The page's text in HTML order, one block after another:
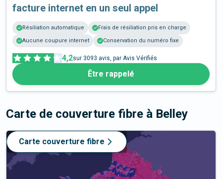
facture internet en un seul appel
Résiliation automatique
Frais de résiliation pris en charge
Aucune coupure internet
Conservation du numéro fixe
4,2sur 3093 avis, par Avis Vérifiés
Être rappelé
Carte de couverture fibre à Belley
Carte couverture fibre